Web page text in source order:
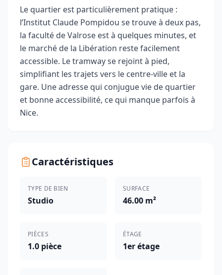
Le quartier est particulièrement pratique :
l’Institut Claude Pompidou se trouve à deux pas,
la faculté de Valrose est à quelques minutes, et
le marché de la Libération reste facilement
accessible. Le tramway se rejoint à pied,
simplifiant les trajets vers le centre-ville et la
gare. Une adresse qui conjugue vie de quartier
et bonne accessibilité, ce qui manque parfois à
Nice.
Caractéristiques
TYPE DE BIEN
Studio
SURFACE
46.00 m²
PIÈCES
1.0 pièce
ÉTAGE
1er étage